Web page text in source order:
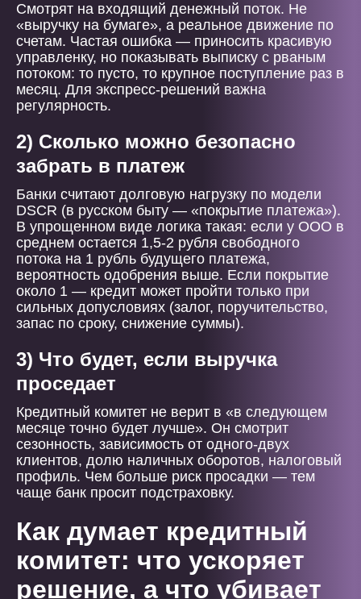
Смотрят на входящий денежный поток. Не
«выручку на бумаге», а реальное движение по
счетам. Частая ошибка — приносить красивую
управленку, но показывать выписку с рваным
потоком: то пусто, то крупное поступление раз в
месяц. Для экспресс-решений важна
регулярность.
2) Сколько можно безопасно
забрать в платеж
Банки считают долговую нагрузку по модели
DSCR (в русском быту — «покрытие платежа»).
В упрощенном виде логика такая: если у ООО в
среднем остается 1,5-2 рубля свободного
потока на 1 рубль будущего платежа,
вероятность одобрения выше. Если покрытие
около 1 — кредит может пройти только при
сильных допусловиях (залог, поручительство,
запас по сроку, снижение суммы).
3) Что будет, если выручка
проседает
Кредитный комитет не верит в «в следующем
месяце точно будет лучше». Он смотрит
сезонность, зависимость от одного-двух
клиентов, долю наличных оборотов, налоговый
профиль. Чем больше риск просадки — тем
чаще банк просит подстраховку.
Как думает кредитный
комитет: что ускоряет
решение, а что убивает